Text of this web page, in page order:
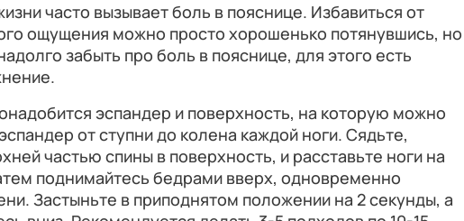
часто вызывает боль в пояснице. Избавиться от
ощущения можно просто хорошенько потянувшись, но
забыть про боль в пояснице, для этого есть
эспандер и поверхность, на которую можно
от ступни до колена каждой ноги. Сядьте,
частью спины в поверхность, и расставьте ноги на
поднимайтесь бедрами вверх, одновременно
Застыньте в приподнятом положении на 2 секунды, а